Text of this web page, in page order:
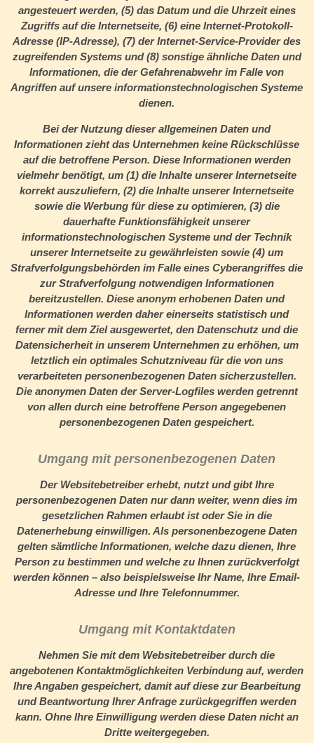
angesteuert werden, (5) das Datum und die Uhrzeit eines
Zugriffs auf die Internetseite, (6) eine Internet-Protokoll-
Adresse (IP-Adresse), (7) der Internet-Service-Provider des
zugreifenden Systems und (8) sonstige ähnliche Daten und
Informationen, die der Gefahrenabwehr im Falle von
Angriffen auf unsere informationstechnologischen Systeme
dienen.
Bei der Nutzung dieser allgemeinen Daten und
Informationen zieht das Unternehmen keine Rückschlüsse
auf die betroffene Person. Diese Informationen werden
vielmehr benötigt, um (1) die Inhalte unserer Internetseite
korrekt auszuliefern, (2) die Inhalte unserer Internetseite
sowie die Werbung für diese zu optimieren, (3) die
dauerhafte Funktionsfähigkeit unserer
informationstechnologischen Systeme und der Technik
unserer Internetseite zu gewährleisten sowie (4) um
Strafverfolgungsbehörden im Falle eines Cyberangriffes die
zur Strafverfolgung notwendigen Informationen
bereitzustellen. Diese anonym erhobenen Daten und
Informationen werden daher einerseits statistisch und
ferner mit dem Ziel ausgewertet, den Datenschutz und die
Datensicherheit in unserem Unternehmen zu erhöhen, um
letztlich ein optimales Schutzniveau für die von uns
verarbeiteten personenbezogenen Daten sicherzustellen.
Die anonymen Daten der Server-Logfiles werden getrennt
von allen durch eine betroffene Person angegebenen
personenbezogenen Daten gespeichert.
Umgang mit personenbezogenen Daten
Der Websitebetreiber erhebt, nutzt und gibt Ihre
personenbezogenen Daten nur dann weiter, wenn dies im
gesetzlichen Rahmen erlaubt ist oder Sie in die
Datenerhebung einwilligen. Als personenbezogene Daten
gelten sämtliche Informationen, welche dazu dienen, Ihre
Person zu bestimmen und welche zu Ihnen zurückverfolgt
werden können – also beispielsweise Ihr Name, Ihre Email-
Adresse und Ihre Telefonnummer.
Umgang mit Kontaktdaten
Nehmen Sie mit dem Websitebetreiber durch die
angebotenen Kontaktmöglichkeiten Verbindung auf, werden
Ihre Angaben gespeichert, damit auf diese zur Bearbeitung
und Beantwortung Ihrer Anfrage zurückgegriffen werden
kann. Ohne Ihre Einwilligung werden diese Daten nicht an
Dritte weitergegeben.